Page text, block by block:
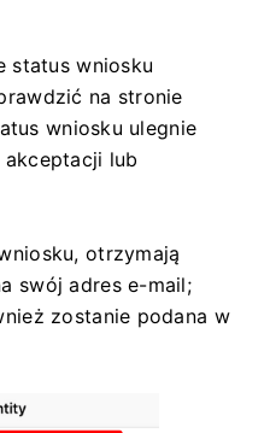
status wniosku
na stronie
wniosku ulegnie
akceptacji lub
otrzymają
swój adres e-mail;
zostanie podana w